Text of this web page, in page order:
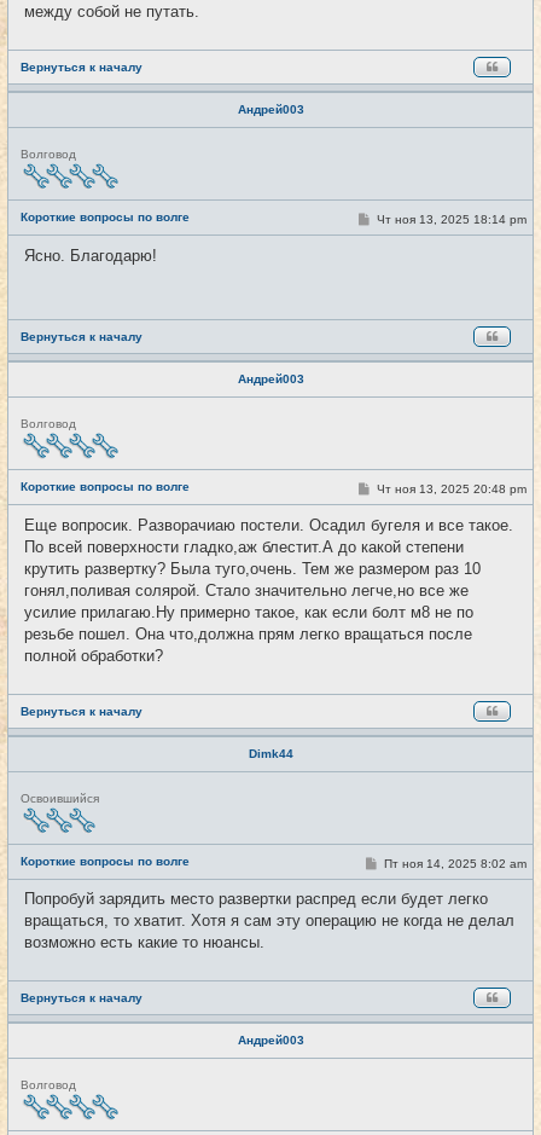
между собой не путать.
Вернуться к началу
Андрей003
Н
е
в
т
и
Волговод
Короткие вопросы по волге #4267
С
о
и
Чт ноя 13, 2025 18:14 pm
Ясно. Благодарю!
Вернуться к началу
Андрей003
Н
е
в
т
и
Волговод
Короткие вопросы по волге #4268
С
о
б
щ
н
и
Чт ноя 13, 2025 20:48 pm
Еще вопросик. Разворачиаю постели. Осадил бугеля и все такое.
По всей поверхности гладко,аж блестит.А до какой степени
крутить развертку? Была туго,очень. Тем же размером раз 10
гонял,поливая солярой. Стало значительно легче,но все же
усилие прилагаю.Ну примерно такое, как если болт м8 не по
резьбе пошел. Она что,должна прям легко вращаться после
полной обработки?
Вернуться к началу
Dimk44
Н
е
в
т
и
Освоившийся
Короткие вопросы по волге #4269
С
о
б
щ
е
Пт ноя 14, 2025 8:02 am
Попробуй зарядить место развертки распред если будет легко
вращаться, то хватит. Хотя я сам эту операцию не когда не делал
возможно есть какие то нюансы.
Вернуться к началу
Андрей003
Н
е
Волговод